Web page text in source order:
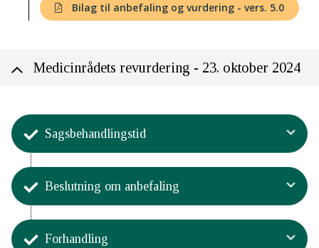
Bilag til anbefaling og vurdering - vers. 5.0
Medicinrådets revurdering - 23. oktober 2024
Sagsbehandlingstid
Aktivitet
Sagsbehandlingstiden og processen
for Medicinrådets vurdering
Medicinrådet har brugt 21 uger og 1 dag
Beslutning om anbefaling
Aktivitet
Medicinrådet har truffet beslutning
Forhandling